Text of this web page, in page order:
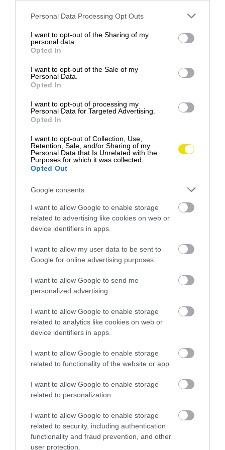
Please note that this website/app uses one or more Google
not limited to your visit or usage behaviour. You may click to
grant or deny consent to Google and its third-party tags to
use your data for below specified purposes in below Google
consent section.
Personal Data Processing Opt Outs
I want to opt-out of the Sharing of my
personal data.
Opted In
I want to opt-out of the Sale of my
Personal Data.
Opted In
I want to opt-out of processing my
Personal Data for Targeted Advertising.
Opted In
I want to opt-out of Collection, Use,
Retention, Sale, and/or Sharing of my
Personal Data that Is Unrelated with the
Purposes for which it was collected.
Opted Out
Google consents
I want to allow Google to enable storage
related to advertising like cookies on web or
device identifiers in apps.
I want to allow my user data to be sent to
Google for online advertising purposes.
I want to allow Google to send me
personalized advertising.
I want to allow Google to enable storage
related to analytics like cookies on web or
device identifiers in apps.
I want to allow Google to enable storage
related to functionality of the website or app.
I want to allow Google to enable storage
related to personalization.
I want to allow Google to enable storage
related to security, including authentication
functionality and fraud prevention, and other
user protection.
SVIETENIE?
Od 1. januára 2014 je vo Švajčiarsku povinnésvietiť
cez deň — na všetkých cestách, za každého počasia.
Platí pre autá, dodávky, autobusy aj motocykle.
jasného dňa na otvorenej ceste. Ale v tuneli, pri
daždi, hmle alebo snežení musíte prepnúť na
dozadu, a pri zlej viditeľnosti vás zozadu nikto nevidí.
Kto zabudne prepnúť, zaplatí rovnakú pokutu.
FRANCÚZSKO: MUSÍTE MAŤ V AUTE
DYCHOVÝ TEST — ALEBO UŽ NIE?
V roku 2012 Francúzsko zaviedlo povinnosť mať v
certifikáciou NF. Dôvod: takmer 30 % smrteľných
nehôd vo Francúzsku spôsobil alkohol. Pokuta za
chýbajúci tester: 11 €.